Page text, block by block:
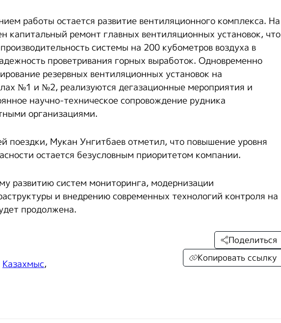
работы остается развитие вентиляционного комплекса. На
капитальный ремонт главных вентиляционных установок, что
системы на 200 кубометров воздуха в
проветривания горных выработок. Одновременно
резервных вентиляционных установок на
№1 и №2, реализуются дегазационные мероприятия и
научно-техническое сопровождение рудника
организациями.
поездки, Мукан Унгитбаев отметил, что повышение уровня
остается безусловным приоритетом компании.
развитию систем мониторинга, модернизации
и внедрению современных технологий контроля на
продолжена.
Казахмыс,
Поделиться
Копировать ссылку